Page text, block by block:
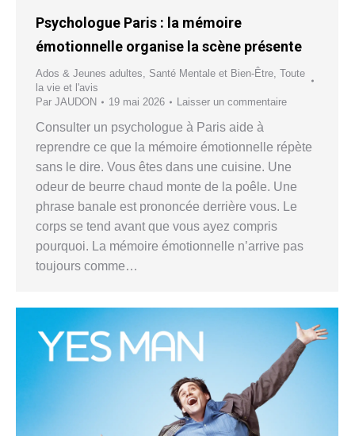
Psychologue Paris : la mémoire
émotionnelle organise la scène présente
Ados & Jeunes adultes, Santé Mentale et Bien-Être, Toute
la vie et l'avis
Par JAUDON 19 mai 2026 Laisser un commentaire
Consulter un psychologue à Paris aide à
reprendre ce que la mémoire émotionnelle répète
sans le dire. Vous êtes dans une cuisine. Une
odeur de beurre chaud monte de la poêle. Une
phrase banale est prononcée derrière vous. Le
corps se tend avant que vous ayez compris
pourquoi. La mémoire émotionnelle n’arrive pas
toujours comme…